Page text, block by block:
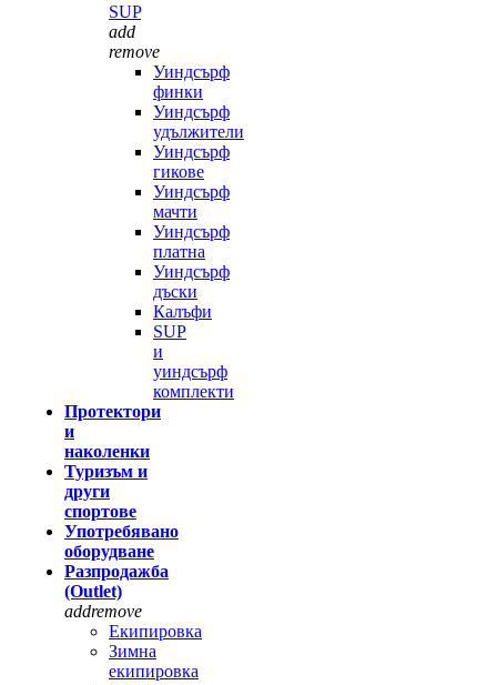
SUP
add
remove
Уиндсърф
финки
Уиндсърф
удължители
Уиндсърф
гикове
Уиндсърф
мачти
Уиндсърф
платна
Уиндсърф
дъски
Калъфи
SUP
и
уиндсърф
комплекти
Протектори
и
наколенки
Туризъм и
други
спортове
Употребявано
оборудване
Разпродажба
(Outlet)
addremove
Екипировка
Зимна
екипировка